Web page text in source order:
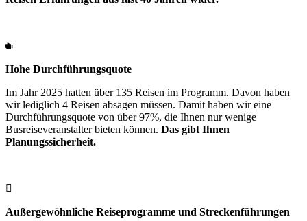
Hohe Durchführungsquote
Im Jahr 2025 hatten über 135 Reisen im Programm. Davon haben
wir lediglich 4 Reisen absagen müssen. Damit haben wir eine
Durchführungsquote von über 97%, die Ihnen nur wenige
Busreiseveranstalter bieten können. Das gibt Ihnen
Planungssicherheit.
Außergewöhnliche Reiseprogramme und Streckenführungen